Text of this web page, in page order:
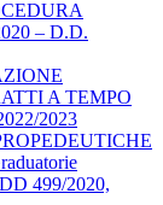
– D.D.
A TEMPO
2023
499/2020,